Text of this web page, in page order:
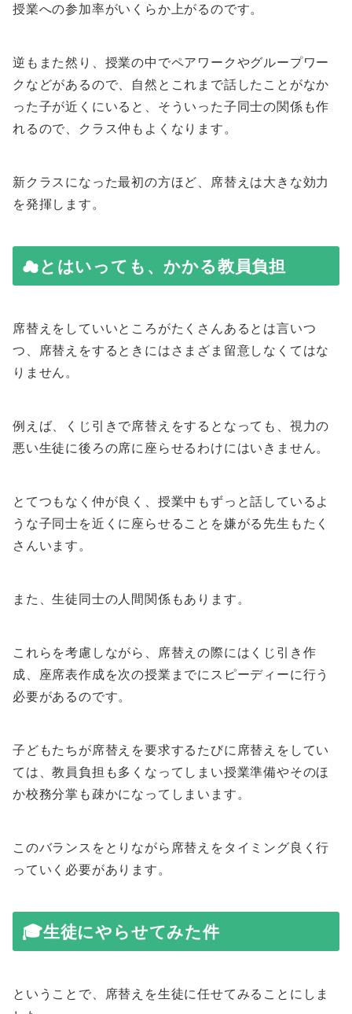
授業への参加率がいくらか上がるのです。
逆もまた然り、授業の中でペアワークやグループワー
クなどがあるので、自然とこれまで話したことがなか
った子が近くにいると、そういった子同士の関係も作
れるので、クラス仲もよくなります。
新クラスになった最初の方ほど、席替えは大きな効力
を発揮します。
☁とはいっても、かかる教員負担
席替えをしていいところがたくさんあるとは言いつ
つ、席替えをするときにはさまざま留意しなくてはな
りません。
例えば、くじ引きで席替えをするとなっても、視力の
悪い生徒に後ろの席に座らせるわけにはいきません。
とてつもなく仲が良く、授業中もずっと話しているよ
うな子同士を近くに座らせることを嫌がる先生もたく
さんいます。
また、生徒同士の人間関係もあります。
これらを考慮しながら、席替えの際にはくじ引き作
成、座席表作成を次の授業までにスピーディーに行う
必要があるのです。
子どもたちが席替えを要求するたびに席替えをしてい
ては、教員負担も多くなってしまい授業準備やそのほ
か校務分掌も疎かになってしまいます。
このバランスをとりながら席替えをタイミング良く行
っていく必要があります。
🎓生徒にやらせてみた件
ということで、席替えを生徒に任せてみることにしま